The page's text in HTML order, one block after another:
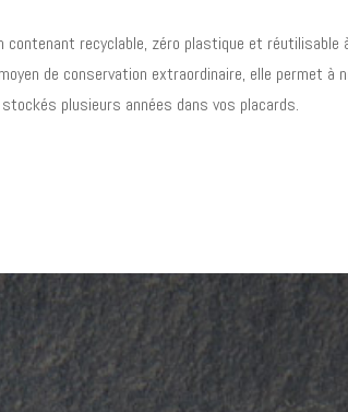
contenant recyclable, zéro plastique et réutilisable
de conservation extraordinaire, elle permet à
plusieurs années dans vos placards.